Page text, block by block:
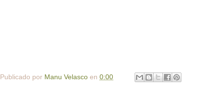
Publicado por Manu Velasco en 0:00